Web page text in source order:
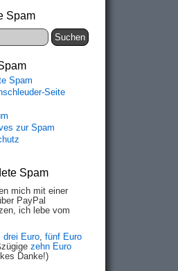
Spam
Spam
Seite
zur Spam
Spam
mich mit einer
PayPal
ich lebe vom
drei Euro, fünf Euro
zehn Euro
Danke!)